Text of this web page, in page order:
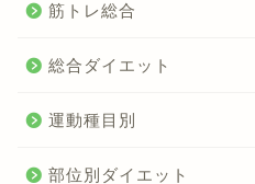
筋トレ総合
総合ダイエット
運動種目別
部位別ダイエット